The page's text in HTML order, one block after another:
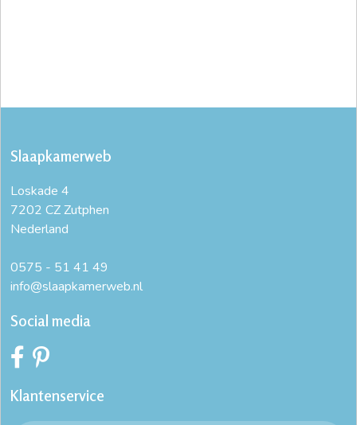
Slaapkamerweb
Loskade 4
7202 CZ Zutphen
Nederland
0575 - 51 41 49
info@slaapkamerweb.nl
Social media
Klantenservice